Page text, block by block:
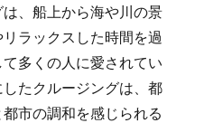
、船上から海や川の景
ラックスした時間を過
多くの人に愛されてい
たクルージングは、都
市の調和を感じられる